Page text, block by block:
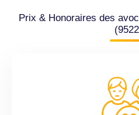
Prix & Honoraires des